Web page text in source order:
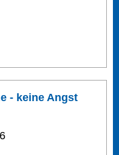
- keine Angst